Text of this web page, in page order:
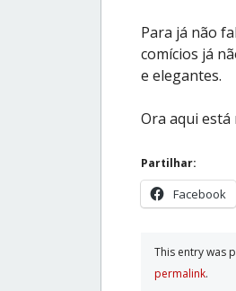
Para já não
comícios já
e elegantes.
Ora aqui
Partilhar:
Facebook
This entry was
permalink.